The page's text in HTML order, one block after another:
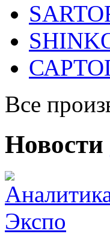
Все
Новости